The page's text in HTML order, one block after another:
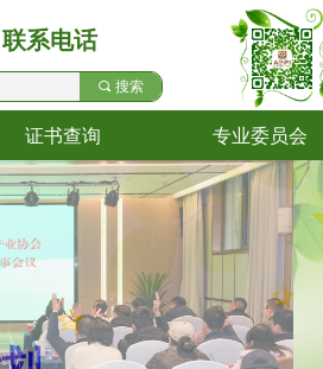
끠 搜索
联系电话
证书查询
证书查询
专业委员会
专业委员会